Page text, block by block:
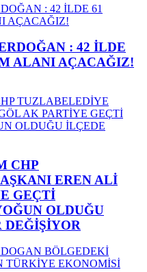
: 42 İLDE
ALANI AÇACAĞIZ!
CHP
EREN ALİ
GEÇTİ
OLDUĞU
DEĞİŞİYOR